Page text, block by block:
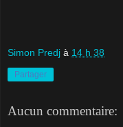
Simon Predj à 14 h 38
Partager
Aucun commentaire: